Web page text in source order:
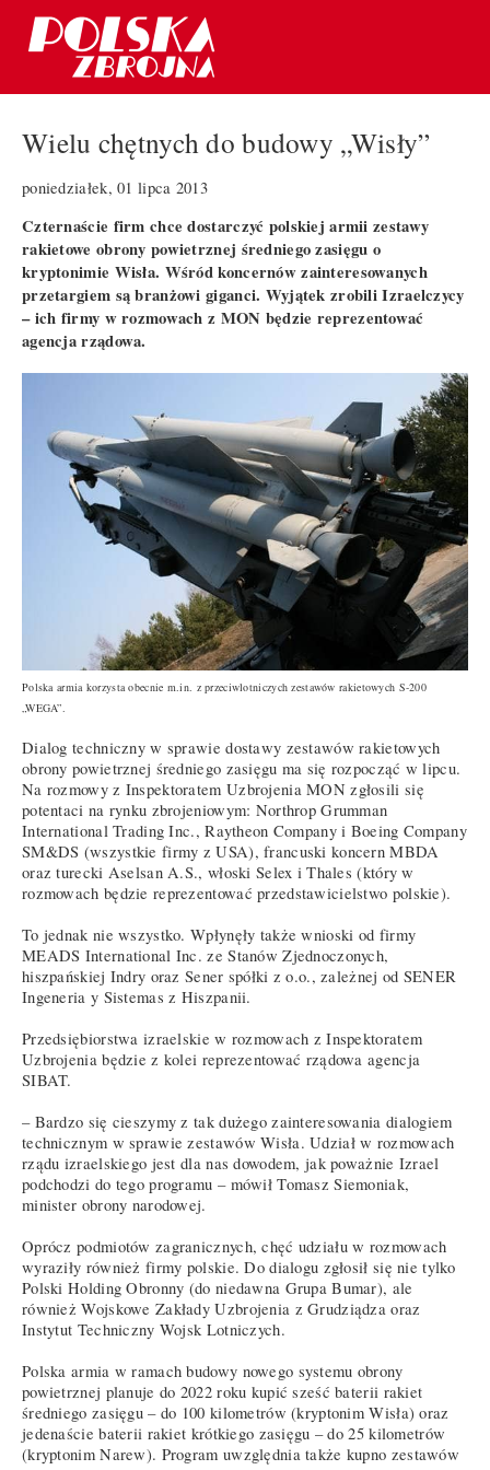
Wielu chętnych do budowy „Wisły”
poniedziałek, 01 lipca 2013
Czternaście firm chce dostarczyć polskiej armii zestawy
rakietowe obrony powietrznej średniego zasięgu o
kryptonimie Wisła. Wśród koncernów zainteresowanych
przetargiem są branżowi giganci. Wyjątek zrobili Izraelczycy
– ich firmy w rozmowach z MON będzie reprezentować
agencja rządowa.
Polska armia korzysta obecnie m.in. z przeciwlotniczych zestawów rakietowych S-200
„WEGA”.
Dialog techniczny w sprawie dostawy zestawów rakietowych
obrony powietrznej średniego zasięgu ma się rozpocząć w lipcu.
Na rozmowy z Inspektoratem Uzbrojenia MON zgłosili się
potentaci na rynku zbrojeniowym: Northrop Grumman
International Trading Inc., Raytheon Company i Boeing Company
SM&DS (wszystkie firmy z USA), francuski koncern MBDA
oraz turecki Aselsan A.S., włoski Selex i Thales (który w
rozmowach będzie reprezentować przedstawicielstwo polskie).
To jednak nie wszystko. Wpłynęły także wnioski od firmy
MEADS International Inc. ze Stanów Zjednoczonych,
hiszpańskiej Indry oraz Sener spółki z o.o., zależnej od SENER
Ingeneria y Sistemas z Hiszpanii.
Przedsiębiorstwa izraelskie w rozmowach z Inspektoratem
Uzbrojenia będzie z kolei reprezentować rządowa agencja
SIBAT.
– Bardzo się cieszymy z tak dużego zainteresowania dialogiem
technicznym w sprawie zestawów Wisła. Udział w rozmowach
rządu izraelskiego jest dla nas dowodem, jak poważnie Izrael
podchodzi do tego programu – mówił Tomasz Siemoniak,
minister obrony narodowej.
Oprócz podmiotów zagranicznych, chęć udziału w rozmowach
wyraziły również firmy polskie. Do dialogu zgłosił się nie tylko
Polski Holding Obronny (do niedawna Grupa Bumar), ale
również Wojskowe Zakłady Uzbrojenia z Grudziądza oraz
Instytut Techniczny Wojsk Lotniczych.
Polska armia w ramach budowy nowego systemu obrony
powietrznej planuje do 2022 roku kupić sześć baterii rakiet
średniego zasięgu – do 100 kilometrów (kryptonim Wisła) oraz
jedenaście baterii rakiet krótkiego zasięgu – do 25 kilometrów
(kryptonim Narew). Program uwzględnia także kupno zestawów